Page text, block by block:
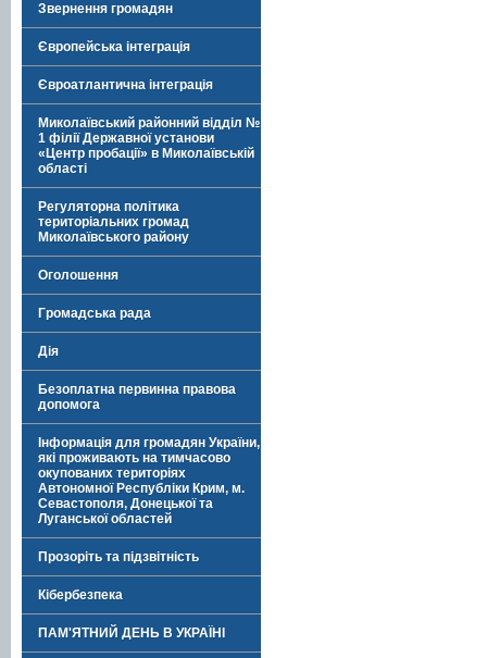
Звернення громадян
Європейська інтеграція
Євроатлантична інтеграція
Миколаївський районний відділ №
1 філії Державної установи
«Центр пробації» в Миколаївській
області
Регуляторна політика
територіальних громад
Миколаївського району
Оголошення
Громадська рада
Дія
Безоплатна первинна правова
допомога
Інформація для громадян України,
які проживають на тимчасово
окупованих територіях
Автономної Республіки Крим, м.
Севастополя, Донецької та
Луганської областей
Прозоріть та підзвітність
Кібербезпека
ПАМ'ЯТНИЙ ДЕНЬ В УКРАЇНІ